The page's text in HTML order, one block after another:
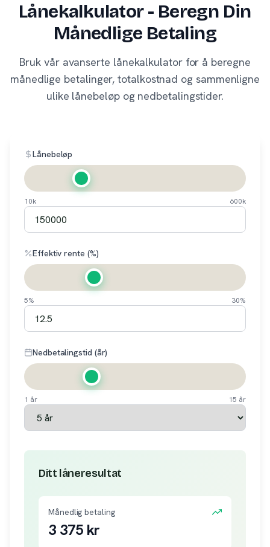
Lånekalkulator - Beregn Din
Månedlige Betaling
Bruk vår avanserte lånekalkulator for å beregne
månedlige betalinger, totalkostnad og sammenligne
ulike lånebeløp og nedbetalingstider.
Lånebeløp
10k 600k
Effektiv rente (%)
5% 30%
Nedbetalingstid (år)
1 år 15 år
Ditt låneresultat
Månedlig betaling
3 375kr